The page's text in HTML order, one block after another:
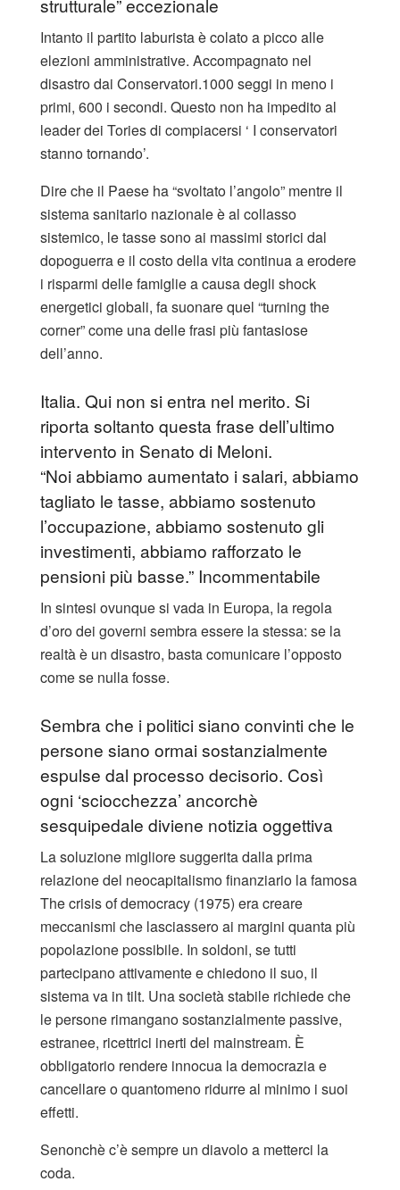
Intanto il partito laburista è colato a picco alle
elezioni amministrative. Accompagnato nel
disastro dai Conservatori.1000 seggi in meno i
primi, 600 i secondi. Questo non ha impedito al
leader dei Tories di compiacersi ‘ I conservatori
stanno tornando’.
Dire che il Paese ha “svoltato l’angolo” mentre il
sistema sanitario nazionale è al collasso
sistemico, le tasse sono ai massimi storici dal
dopoguerra e il costo della vita continua a erodere
i risparmi delle famiglie a causa degli shock
energetici globali, fa suonare quel “turning the
corner” come una delle frasi più fantasiose
dell’anno.
Italia. Qui non si entra nel merito. Si
riporta soltanto questa frase dell’ultimo
intervento in Senato di Meloni.
“Noi abbiamo aumentato i salari, abbiamo
tagliato le tasse, abbiamo sostenuto
l’occupazione, abbiamo sostenuto gli
investimenti, abbiamo rafforzato le
pensioni più basse.” Incommentabile
In sintesi ovunque si vada in Europa, la regola
d’oro dei governi sembra essere la stessa: se la
realtà è un disastro, basta comunicare l’opposto
come se nulla fosse.
Sembra che i politici siano convinti che le
persone siano ormai sostanzialmente
espulse dal processo decisorio. Così
ogni ‘sciocchezza’ ancorchè
sesquipedale diviene notizia oggettiva
La soluzione migliore suggerita dalla prima
relazione del neocapitalismo finanziario la famosa
The crisis of democracy (1975) era creare
meccanismi che lasciassero ai margini quanta più
popolazione possibile. In soldoni, se tutti
partecipano attivamente e chiedono il suo, il
sistema va in tilt. Una società stabile richiede che
le persone rimangano sostanzialmente passive,
estranee, ricettrici inerti del mainstream. È
obbligatorio rendere innocua la democrazia e
cancellare o quantomeno ridurre al minimo i suoi
effetti.
Senonchè c’è sempre un diavolo a metterci la
coda.